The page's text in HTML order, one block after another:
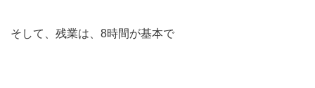
そして、残業は、8時間が基本で